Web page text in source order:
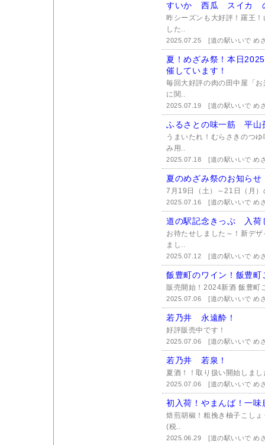
すいか 西瓜 スイカ
昨シーズンも大好評！羅王
した..
2025.07.25[道の駅いいで め
夏！めざみ祭！本日
催しています！
毎回大好評の肉の田中屋「
に関..
2025.07.19[道の駅いいで め
ふるさとの味一筋 平
うまいたれ！むらさきのつ
み用..
2025.07.18[道の駅いいで め
夏のめざみ祭のお知らせ
7月19日（土）～21日（月
2025.07.16[道の駅いいで め
道の駅記念きっぷ 入荷
お待たせしました～！新デ
まし..
2025.07.12[道の駅いいで め
飯豊町のワイン！飯豊
販売開始！2024新酒 飯豊町
2025.07.06[道の駅いいで め
若乃井 永遠酔！
好評販売中です！
2025.07.06[道の駅いいで め
若乃井 若泉！
夏酒！！取り扱い開始しま
2025.07.06[道の駅いいで め
初入荷！やまんば！一
焙煎胡椒！粗挽き柚子こし
(税..
2025.06.29[道の駅いいで め